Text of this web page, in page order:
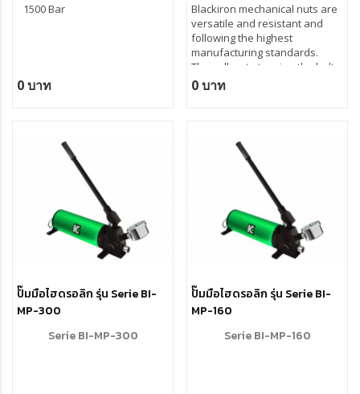
1500 Bar
0 บาท
Blackiron mechanical nuts are
versatile and resistant and
following the highest
manufacturing standards.
They allow to tension the bolts
without the use of pressurized
residual load to the bolt itself.
Available up to 6100 kN nom.
preload, can be designed in
special material upon request.
0 บาท
ปั๊มมือไฮดรอลิก รุ่น Serie BI-
MP-300
Serie BI-MP-300
ปั๊มมือไฮดรอลิก รุ่น Serie BI-
MP-160
Serie BI-MP-160